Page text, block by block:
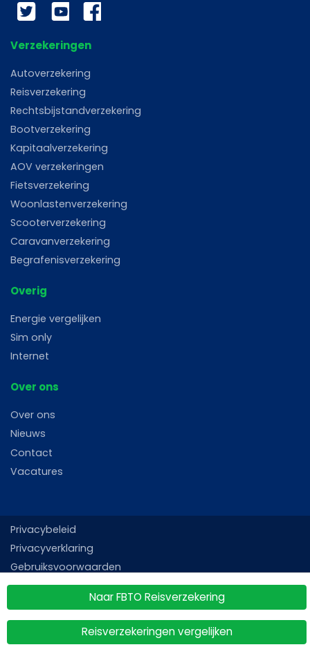
Naar FBTO Reisverzekering
Reisverzekeringen vergelijken
Twitter YouTube
Verzekeringen
Autoverzekering
Reisverzekering
Rechtsbijstandverzekering
Bootverzekering
Kapitaalverzekering
AOV verzekeringen
Fietsverzekering
Woonlastenverzekering
Scooterverzekering
Caravanverzekering
Begrafenisverzekering
Overig
Energie vergelijken
Sim only
Internet
Over ons
Over ons
Nieuws
Contact
Vacatures
Privacybeleid
Privacyverklaring
Gebruiksvoorwaarden
Sitemap